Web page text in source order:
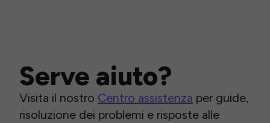
Serve aiuto?
Visita il nostro Centro assistenza per guide,
risoluzione dei problemi e risposte alle